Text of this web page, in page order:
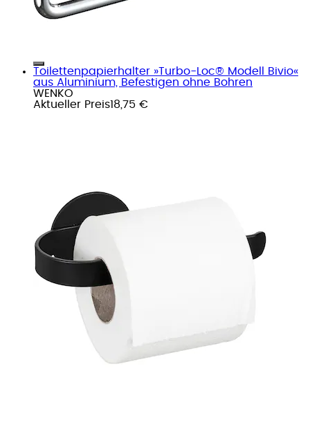
Toilettenpapierhalter »Turbo-Loc® Modell Bivio«
aus Aluminium, Befestigen ohne Bohren
WENKO
Aktueller Preis18,75 €